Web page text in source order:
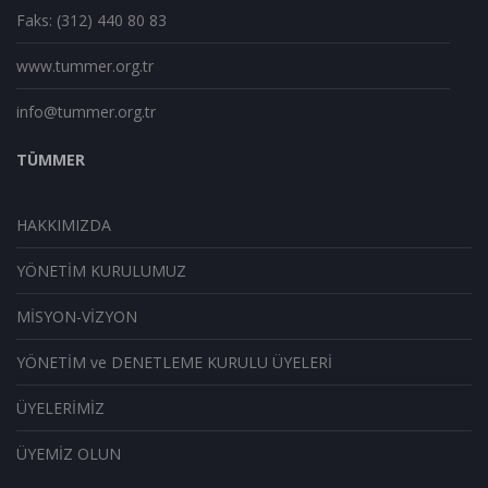
Faks: (312) 440 80 83
www.tummer.org.tr
info@tummer.org.tr
TÜMMER
HAKKIMIZDA
YÖNETİM KURULUMUZ
MİSYON-VİZYON
YÖNETİM ve DENETLEME KURULU ÜYELERİ
ÜYELERİMİZ
ÜYEMİZ OLUN